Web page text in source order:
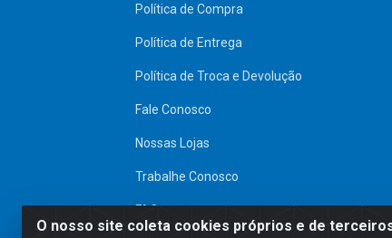
O nosso site coleta cookies próprios e de
Política de Compra
Política de Entrega
Política de Troca e Devolução
Fale Conosco
Nossas Lojas
Trabalhe Conosco
FAQ